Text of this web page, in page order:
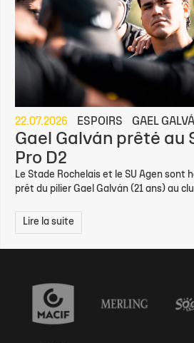
22.07.2026 ESPOIRS GAEL
Gael Galván prêté au
Pro D2
Le Stade Rochelais et le SU Agen sont
prêt du pilier Gael Galván (21 ans) au
Lire la suite